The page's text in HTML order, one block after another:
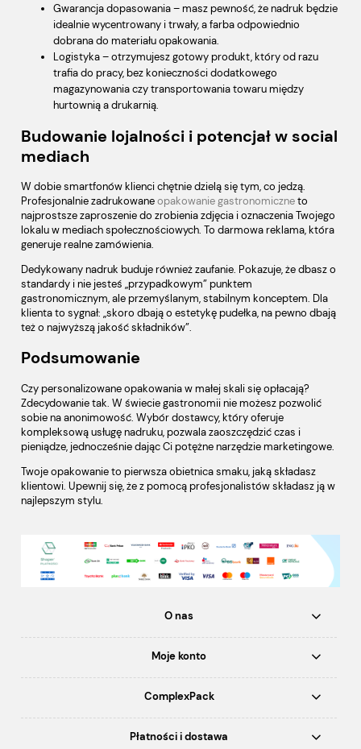
Gwarancja dopasowania – masz pewność, że nadruk będzie
idealnie wycentrowany i trwały, a farba odpowiednio
dobrana do materiału opakowania.
Logistyka – otrzymujesz gotowy produkt, który od razu
trafia do pracy, bez konieczności dodatkowego
magazynowania czy transportowania towaru między
hurtownią a drukarnią.
Budowanie lojalności i potencjał w social
mediach
W dobie smartfonów klienci chętnie dzielą się tym, co jedzą.
Profesjonalnie zadrukowaneopakowanie gastronomiczneto
najprostsze zaproszenie do zrobienia zdjęcia i oznaczenia Twojego
lokalu w mediach społecznościowych. To darmowa reklama, która
generuje realne zamówienia.
Dedykowany nadruk buduje również zaufanie. Pokazuje, że dbasz o
standardy i nie jesteś „przypadkowym” punktem
gastronomicznym, ale przemyślanym, stabilnym konceptem. Dla
klienta to sygnał: „skoro dbają o estetykę pudełka, na pewno dbają
też o najwyższą jakość składników”.
Podsumowanie
Czy personalizowane opakowania w małej skali się opłacają?
Zdecydowanie tak. W świecie gastronomii nie możesz pozwolić
sobie na anonimowość. Wybór dostawcy, który oferuje
kompleksową usługę nadruku, pozwala zaoszczędzić czas i
pieniądze, jednocześnie dając Ci potężne narzędzie marketingowe.
Twoje opakowanie to pierwsza obietnica smaku, jaką składasz
klientowi. Upewnij się, że z pomocą profesjonalistów składasz ją w
najlepszym stylu.
O nas
Moje konto
ComplexPack
Płatności i dostawa